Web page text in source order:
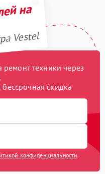
на
Vestel
техники через
бессрочная скидка
конфиденциальности